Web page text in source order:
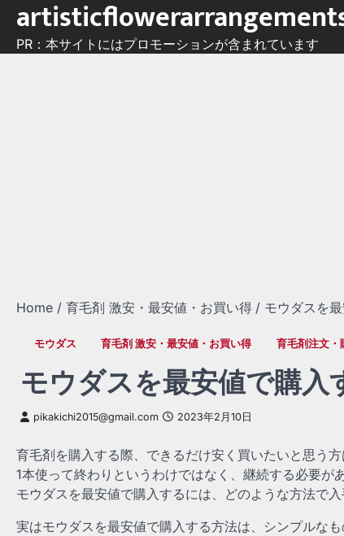
Skip
content
PR：本サイトにはプロモーションが含まれています
Home 育毛剤 激安・最安値・お買い得 モウダスを
モウダス 育毛剤 激安・最安値・お買い得 育毛剤注文・
モウダスを最安値で購入
pikakichi2015@gmail.com 2023年2月10日
育毛剤を購入する際、できるだけ安く買いたいと思う方
1本使って終わりというわけではなく、継続する必要が
モウダスを最安値で購入するには、どのような方法で
実はモウダスを最安値で購入する方法は、シンプルなも